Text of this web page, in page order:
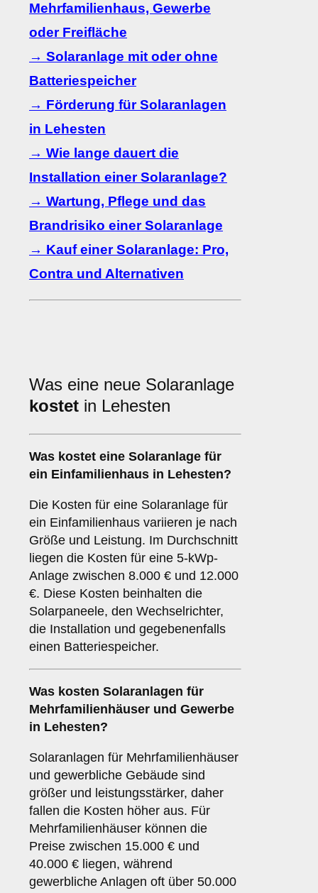
Mehrfamilienhaus, Gewerbe
oder Freifläche
→ Solaranlage mit oder ohne
Batteriespeicher
→ Förderung für Solaranlagen
in Lehesten
→ Wie lange dauert die
Installation einer Solaranlage?
→ Wartung, Pflege und das
Brandrisiko einer Solaranlage
→ Kauf einer Solaranlage: Pro,
Contra und Alternativen
Was eine neue Solaranlage
kostet in Lehesten
Was kostet eine Solaranlage für
ein Einfamilienhaus in Lehesten?
Die Kosten für eine Solaranlage für
ein Einfamilienhaus variieren je nach
Größe und Leistung. Im Durchschnitt
liegen die Kosten für eine 5-kWp-
Anlage zwischen 8.000 € und 12.000
€. Diese Kosten beinhalten die
Solarpaneele, den Wechselrichter,
die Installation und gegebenenfalls
einen Batteriespeicher.
Was kosten Solaranlagen für
Mehrfamilienhäuser und Gewerbe
in Lehesten?
Solaranlagen für Mehrfamilienhäuser
und gewerbliche Gebäude sind
größer und leistungsstärker, daher
fallen die Kosten höher aus. Für
Mehrfamilienhäuser können die
Preise zwischen 15.000 € und
40.000 € liegen, während
gewerbliche Anlagen oft über 50.000